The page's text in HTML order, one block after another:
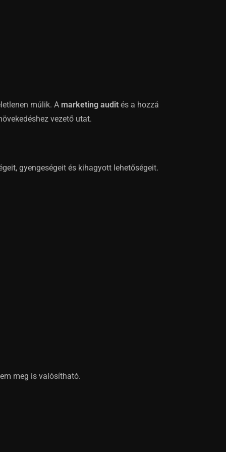
múlik. A marketing audit és a hozzá
vezető utat.
gyengeségeit és kihagyott lehetőségeit.
meg is valósítható.